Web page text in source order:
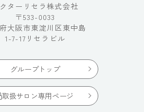
クターリセラ株式会社
〒533-0033
大阪市東淀川区東中島
1-7-17リセラビル
グループトップ
取扱サロン専用ページ